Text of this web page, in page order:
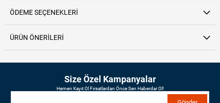
ÖDEME SEÇENEKLERI
ÜRÜN ÖNERILERI
Size Özel Kampanyalar
Hemen Kayıt Ol Fırsatlardan Önce Sen Haberdar Ol!